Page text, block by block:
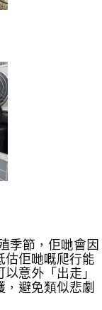
季節，佢哋會因
估佢哋嘅爬行能
意外「出走」
避免類似悲劇